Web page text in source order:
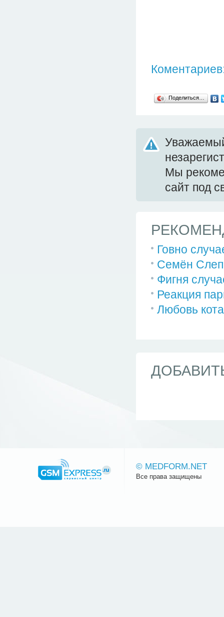
Поделиться…
Мы
сайт под
Говно
Семён
Фигня
Реакция
Любовь
© MEDFORM.NET
Все права защищены